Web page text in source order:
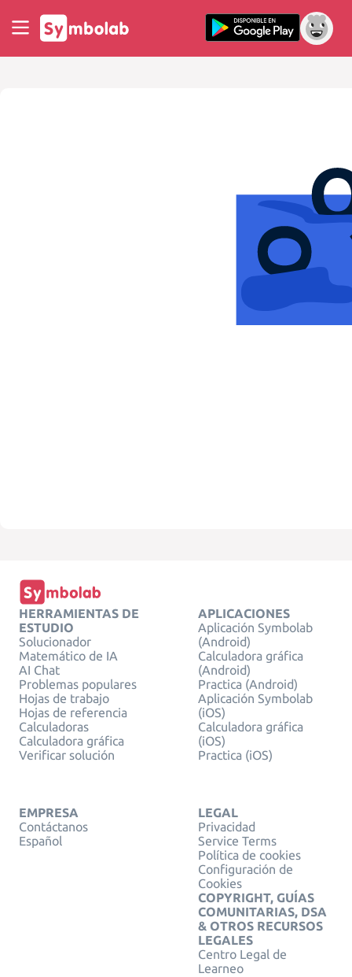
HERRAMIENTAS DE
ESTUDIO
Solucionador
Matemático de IA
AI Chat
Problemas populares
Hojas de trabajo
Hojas de referencia
Calculadoras
Calculadora gráfica
Verificar solución
APLICACIONES
Aplicación Symbolab
(Android)
Calculadora gráfica
(Android)
Practica (Android)
Aplicación Symbolab
(iOS)
Calculadora gráfica
(iOS)
Practica (iOS)
EMPRESA
Contáctanos
Español
LEGAL
Privacidad
Service Terms
Política de cookies
Configuración de
Cookies
COPYRIGHT, GUÍAS
COMUNITARIAS, DSA
& OTROS RECURSOS
LEGALES
Centro Legal de
Learneo